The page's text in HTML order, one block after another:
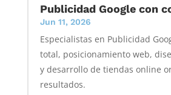
Publicidad Google con
Jun 11, 2026
Especialistas en Publicidad
total, posicionamiento web,
y desarrollo de tiendas online
resultados.